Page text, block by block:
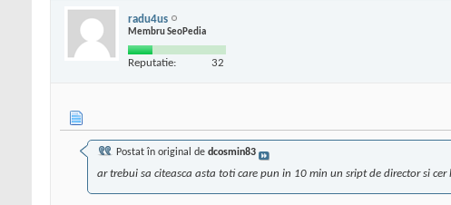
radu4us
Membru SeoPedia
Reputatie: 32
Postat în original de dcosmin83
ar trebui sa citeasca asta toti care pun in 10 min un sript de director si